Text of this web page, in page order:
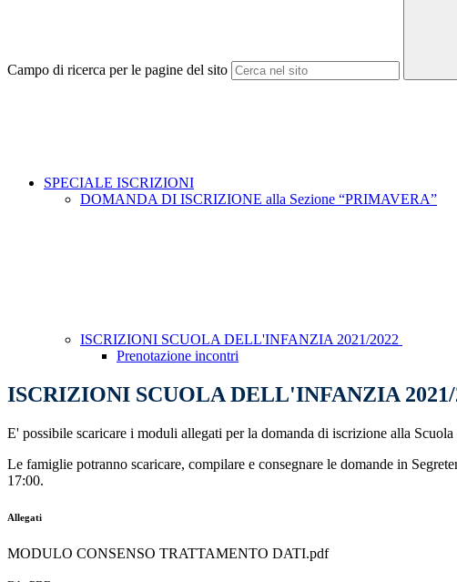
Campo di ricerca per le pagine del sito
SPECIALE ISCRIZIONI
DOMANDA DI ISCRIZIONE alla Sezione “PRIMAVERA”
ISCRIZIONI SCUOLA DELL'INFANZIA 2021/2022
Prenotazione incontri
ISCRIZIONI SCUOLA DELL'INFANZIA 2021/
E' possibile scaricare i moduli allegati per la domanda di iscrizione alla
Le famiglie potranno scaricare, compilare e consegnare le domande in
17:00.
Allegati
MODULO CONSENSO TRATTAMENTO DATI.pdf